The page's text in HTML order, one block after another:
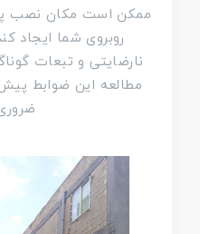
ممکن است مکان نصب
روبروی شما ایجاد
نارضایتی و تبعات
مطالعه این ضوابط